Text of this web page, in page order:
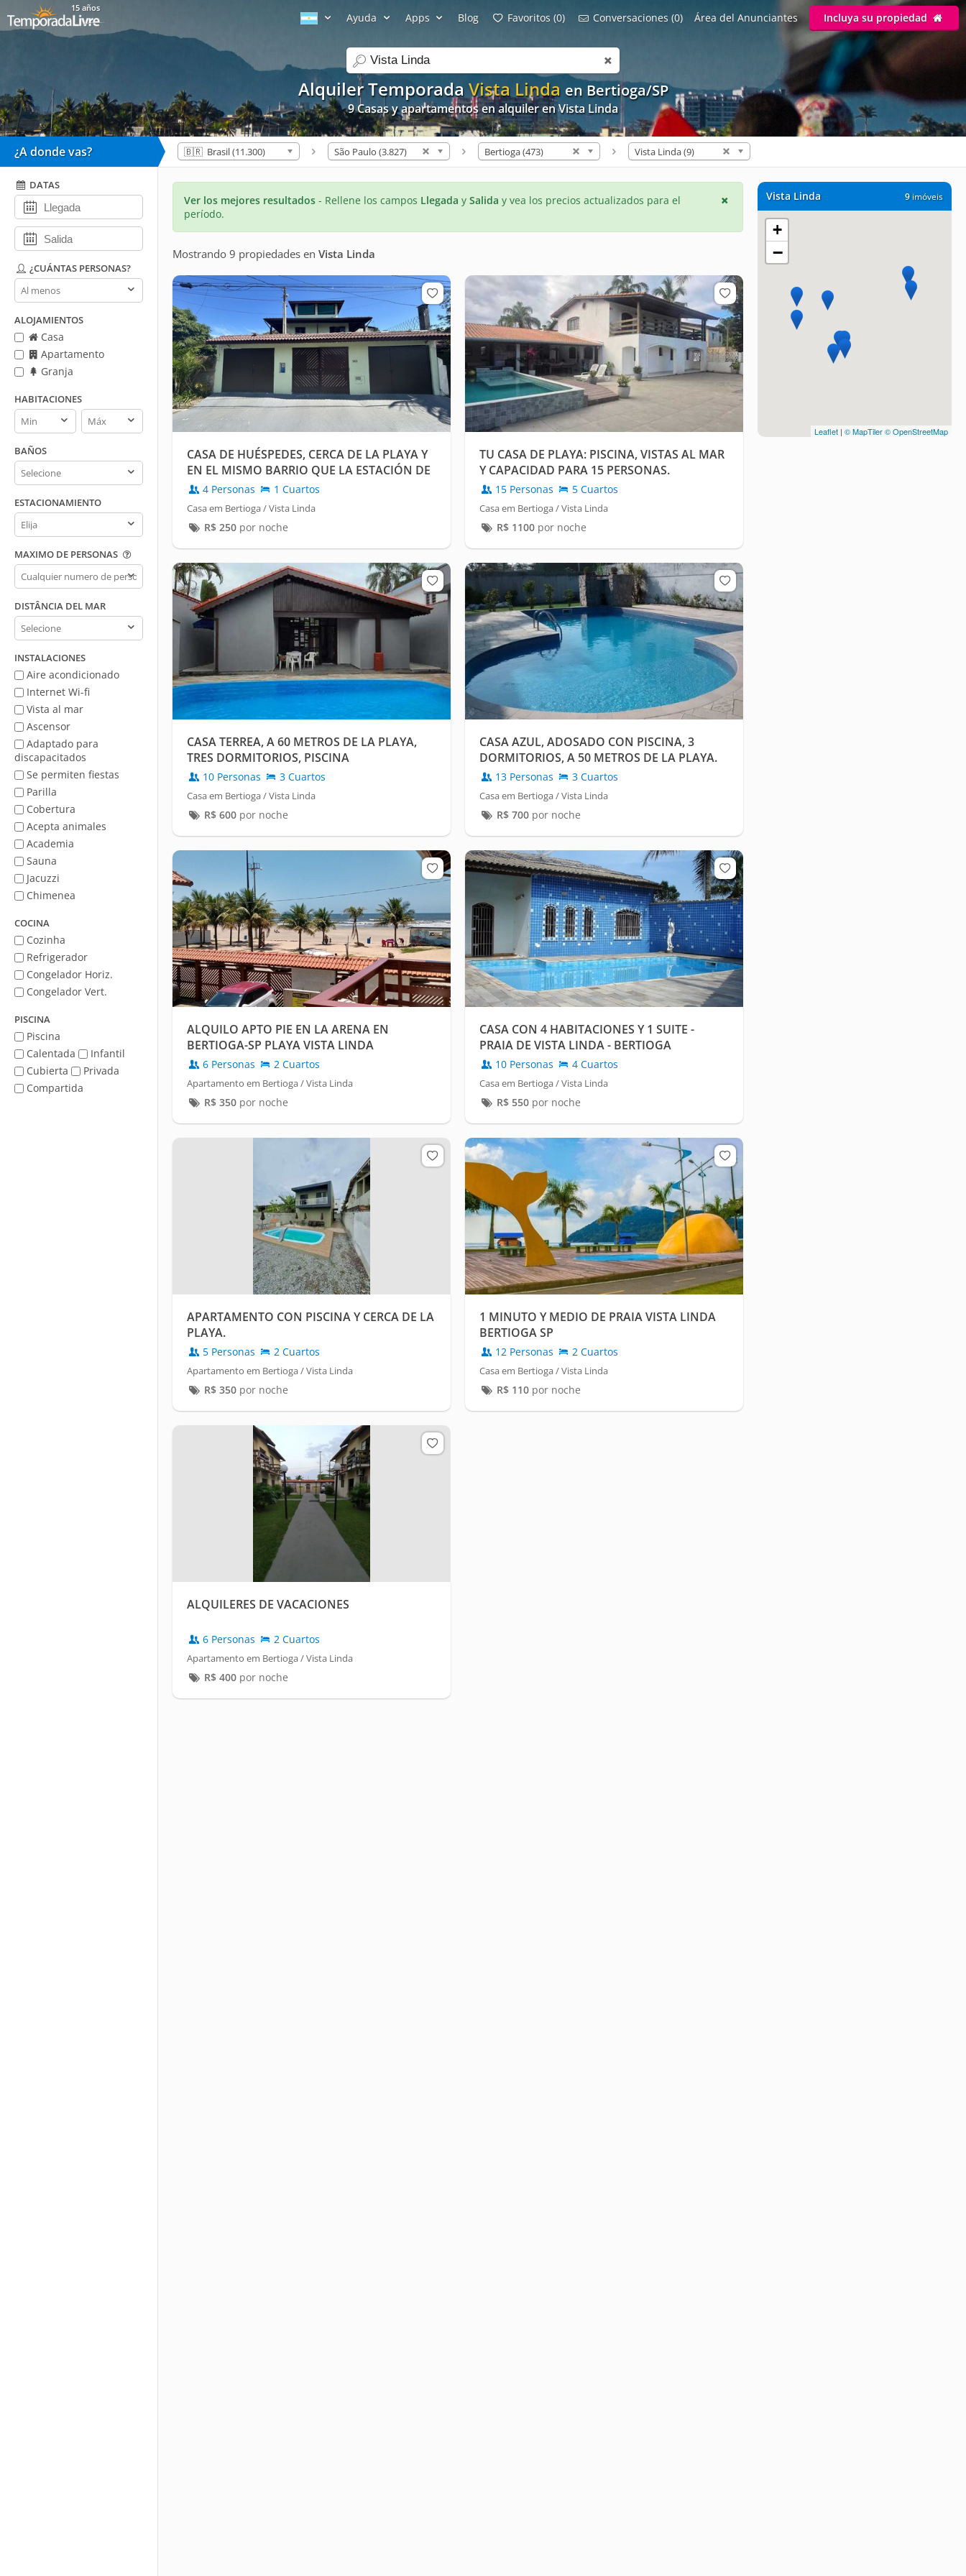
Alquiler Temporada Vista Linda en Bertioga/SP
9 Casas y apartamentos en alquiler en Vista Linda
search
15 años
Ayuda Apps Blog Favoritos (0) Conversaciones (0) Área del Anunciantes Incluya su propiedad
¿A donde vas? 🇧🇷 Brasil (11.300) São Paulo (3.827) Bertioga (473) Vista Linda (9)
DATAS
¿CUÁNTAS PERSONAS?
¿Cuántas
personas?
ALOJAMIENTOS
Casa
Apartamento
Granja
HABITACIONES
Habitaciones
min
Habitaciones
max
BAÑOS
Baños
ESTACIONAMIENTO
Estacionamiento
MAXIMO DE PERSONAS
Maximo
de
personas
DISTÂNCIA DEL MAR
Distância
del
mar
INSTALACIONES
Aire acondicionado
Internet Wi-fi
Vista al mar
Ascensor
Adaptado para
discapacitados
Se permiten fiestas
Parilla
Cobertura
Acepta animales
Academia
Sauna
Jacuzzi
Chimenea
COCINA
Cozinha
Refrigerador
Congelador Horiz.
Congelador Vert.
PISCINA
Piscina
Calentada
Infantil
Cubierta
Privada
Compartida
9imóveis
Vista Linda
+
−
Leaflet | © MapTiler© OpenStreetMap
Ver los mejores resultados - Rellene los campos Llegada y Salida y vea los precios actualizados para el
período.
Mostrando 9 propiedades en Vista Linda
CASA DE HUÉSPEDES, CERCA DE LA PLAYA Y
EN EL MISMO BARRIO QUE LA ESTACIÓN DE
AUTOBUSES DE BERTIOGA.
4 Personas 1 Cuartos
Casa em Bertioga / Vista Linda
R$ 250por noche
TU CASA DE PLAYA: PISCINA, VISTAS AL MAR
Y CAPACIDAD PARA 15 PERSONAS.
15 Personas 5 Cuartos
Casa em Bertioga / Vista Linda
R$ 1100por noche
CASA TERREA, A 60 METROS DE LA PLAYA,
TRES DORMITORIOS, PISCINA
10 Personas 3 Cuartos
Casa em Bertioga / Vista Linda
R$ 600por noche
CASA AZUL, ADOSADO CON PISCINA, 3
DORMITORIOS, A 50 METROS DE LA PLAYA.
13 Personas 3 Cuartos
Casa em Bertioga / Vista Linda
R$ 700por noche
ALQUILO APTO PIE EN LA ARENA EN
BERTIOGA-SP PLAYA VISTA LINDA
6 Personas 2 Cuartos
Apartamento em Bertioga / Vista Linda
R$ 350por noche
CASA CON 4 HABITACIONES Y 1 SUITE -
PRAIA DE VISTA LINDA - BERTIOGA
10 Personas 4 Cuartos
Casa em Bertioga / Vista Linda
R$ 550por noche
APARTAMENTO CON PISCINA Y CERCA DE LA
PLAYA.
5 Personas 2 Cuartos
Apartamento em Bertioga / Vista Linda
R$ 350por noche
1 MINUTO Y MEDIO DE PRAIA VISTA LINDA
BERTIOGA SP
12 Personas 2 Cuartos
Casa em Bertioga / Vista Linda
R$ 110por noche
ALQUILERES DE VACACIONES
6 Personas 2 Cuartos
Apartamento em Bertioga / Vista Linda
R$ 400por noche